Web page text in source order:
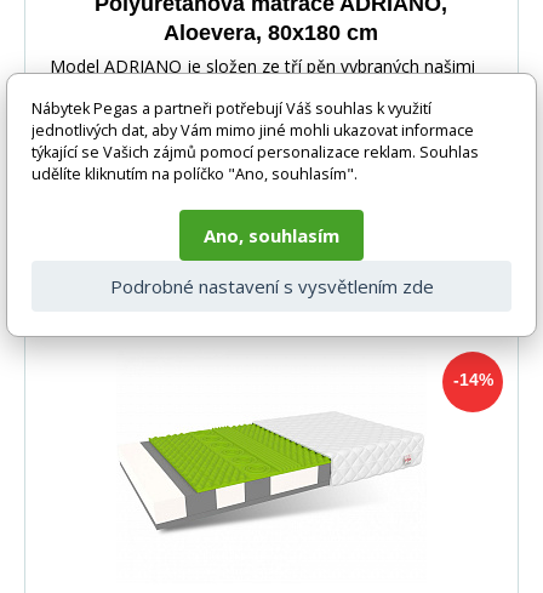
Aloevera, 80x180 cm
Model ADRIANO je složen ze tří pěn vybraných našimi
technologiemi tak, aby dítěti spícímu na něm pos
-14%
Nábytek Pegas a partneři potřebují Váš souhlas k využití
jednotlivých dat, aby Vám mimo jiné mohli ukazovat informace
týkající se Vašich zájmů pomocí personalizace reklam. Souhlas
udělíte kliknutím na políčko "Ano, souhlasím".
Ano, souhlasím
Podrobné nastavení s vysvětlením zde